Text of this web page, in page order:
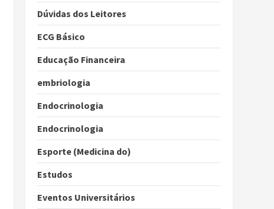
Dúvidas dos Leitores
ECG Básico
Educação Financeira
embriologia
Endocrinologia
Endocrinologia
Esporte (Medicina do)
Estudos
Eventos Universitários